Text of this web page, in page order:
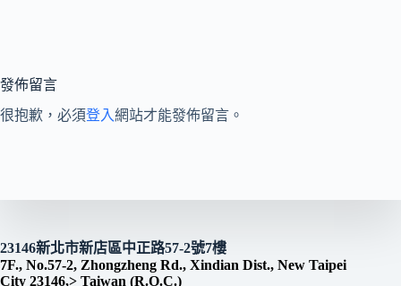
發佈留言
很抱歉，必須登入網站才能發佈留言。
23146新北市新店區中正路57-2號7樓
7F., No.57-2, Zhongzheng Rd., Xindian Dist., New Taipei
City 23146,> Taiwan (R.O.C.)